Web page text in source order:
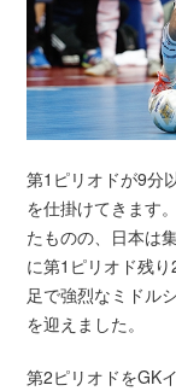
第1ピリオドが9分
を仕掛けてきます
たものの、日本は
に第1ピリオド残
足で強烈なミドル
を迎えました。
第2ピリオドをGK